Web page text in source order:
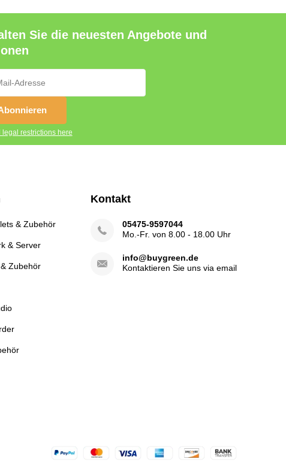
Sie die neuesten Angebote und
legal restrictions here
& Zubehör
& Server
Zubehör
Kontakt
05475-9597044
Mo.-Fr. von 8.00 - 18.00 Uhr
info@buygreen.de
Kontaktieren Sie uns via email